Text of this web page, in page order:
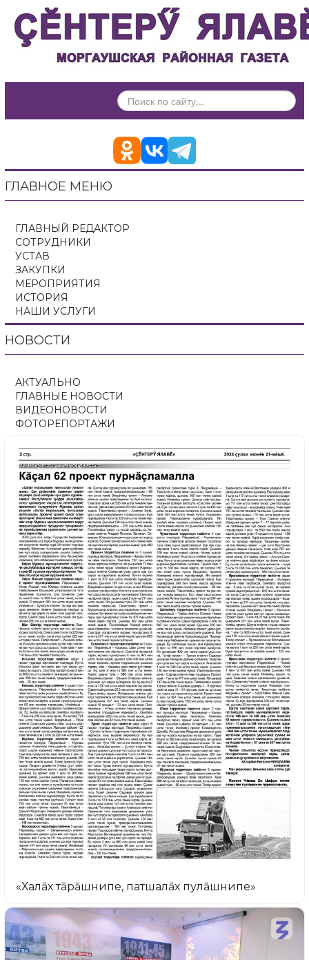
ИСКАТЬ...
ГЛАВНОЕ МЕНЮ
ГЛАВНЫЙ РЕДАКТОР
СОТРУДНИКИ
УСТАВ
ЗАКУПКИ
МЕРОПРИЯТИЯ
ИСТОРИЯ
НАШИ УСЛУГИ
НОВОСТИ
АКТУАЛЬНО
ГЛАВНЫЕ НОВОСТИ
ВИДЕОНОВОСТИ
ФОТОРЕПОРТАЖИ
«Халăх тăрăшнипе, патшалăх пулăшнипе»